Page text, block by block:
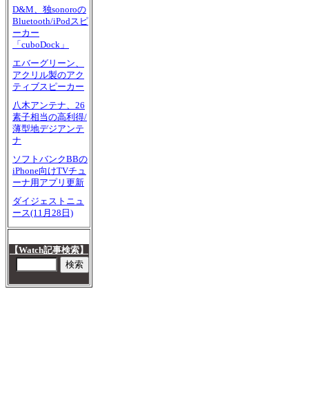
D&M、独sonoroの
Bluetooth/iPodスピ
ーカー
「cuboDock」
エバーグリーン、
アクリル製のアク
ティブスピーカー
八木アンテナ、26
素子相当の高利得/
薄型地デジアンテ
ナ
ソフトバンクBBの
iPhone向けTVチュ
ーナ用アプリ更新
ダイジェストニュ
ース(11月28日)
【Watch記事検索】